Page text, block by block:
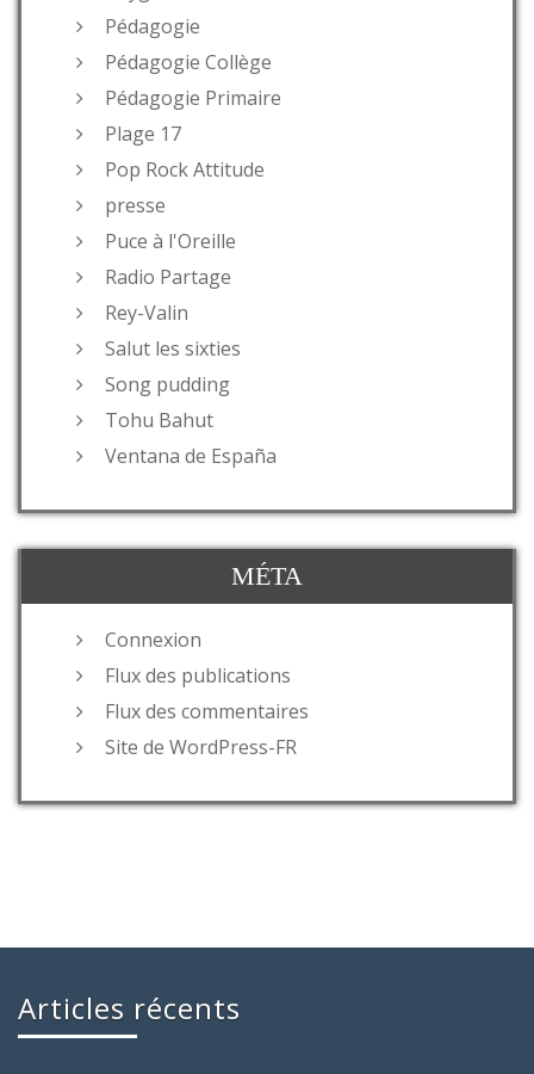
Pédagogie
Pédagogie Collège
Pédagogie Primaire
Plage 17
Pop Rock Attitude
presse
Puce à l'Oreille
Radio Partage
Rey-Valin
Salut les sixties
Song pudding
Tohu Bahut
Ventana de España
MÉTA
Connexion
Flux des publications
Flux des commentaires
Site de WordPress-FR
Articles récents